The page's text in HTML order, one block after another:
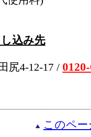
込み先
尻4-12-17 /
このペ